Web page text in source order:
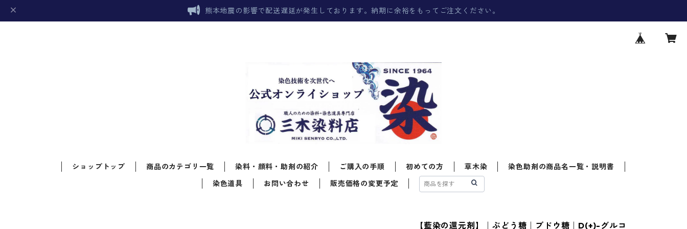
熊本地震の影響で配送遅延が発生しております。納期に余裕をもってご注文ください。
ショップトップ 商品のカテゴリ一覧 染料・顔料・助剤の紹介 ご購入の手順 初めての方 草木染
染色助剤の商品名一覧・説明書
染色道具
お問い合わせ 販売価格の変更予定
【藍染の還元剤】｜ぶどう糖｜ブドウ糖｜D(+)-グルコ